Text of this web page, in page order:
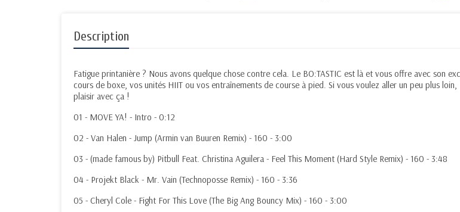
Description
Fatigue printanière ? Nous avons quelque chose contre cela. Le BO:TASTIC est là et vous offre avec son
cours de boxe, vos unités HIIT ou vos entraînements de course à pied. Si vous voulez aller un peu plus
plaisir avec ça !
01 - MOVE YA! - Intro - 0:12
02 - Van Halen - Jump (Armin van Buuren Remix) - 160 - 3:00
03 - (made famous by) Pitbull Feat. Christina Aguilera - Feel This Moment (Hard Style Remix) - 160 - 3:48
04 - Projekt Black - Mr. Vain (Technoposse Remix) - 160 - 3:36
05 - Cheryl Cole - Fight For This Love (The Big Ang Bouncy Mix) - 160 - 3:00